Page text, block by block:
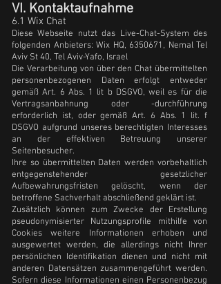
VI. Kontaktaufnahme
6.1 Wix Chat
Diese Webseite nutzt das Live-Chat-System des
folgenden Anbieters: Wix HQ, 6350671 , Nemal Tel
Aviv St 40, Tel Aviv-Yafo, Israel
Die Verarbeitung von über den Chat übermittelten
personenbezogenen Daten erfolgt entweder
gemäß Art. 6 Abs. 1 lit b DSGVO, weil es für die
Vertragsanbahnung oder -durchführung
erforderlich ist, oder gemäß Art. 6 Abs. 1 lit. f
DSGVO aufgrund unseres berechtigten Interesses
an der effektiven Betreuung unserer
Seitenbesucher.
Ihre so übermittelten Daten werden vorbehaltlich
entgegenstehender gesetzlicher
Aufbewahrungsfristen gelöscht, wenn der
betroffene Sachverhalt abschließend geklärt ist.
Zusätzlich können zum Zwecke der Erstellung
pseudonymisierter Nutzungsprofile mithilfe von
Cookies weitere Informationen erhoben und
ausgewertet werden, die allerdings nicht Ihrer
persönlichen Identifikation dienen und nicht mit
anderen Datensätzen zusammengeführt werden.
Sofern diese Informationen einen Personenbezug